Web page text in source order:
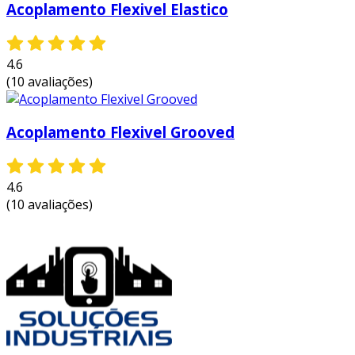
harmonia, garantindo operações suaves.
redução de vibrações:
componentes do sistema.
fácil instalação:proporciona uma
instalação rápida e prática, aumentando a
durabilidade:
útil mesmo em condições adversas.
em suma, o acoplamento flexível 5mm x 8mm
começa a se tornar um produto essencial nos
sistemas mecânicos modernos, onde a
eficiência e a durabilidade são exigências
constantes. considere implementar essa
solução em seus projetos para obter o máximo
Acoplamento Flexivel Elastico
4.6
(10 avaliações)
Acoplamento Flexivel Grooved
4.6
(10 avaliações)